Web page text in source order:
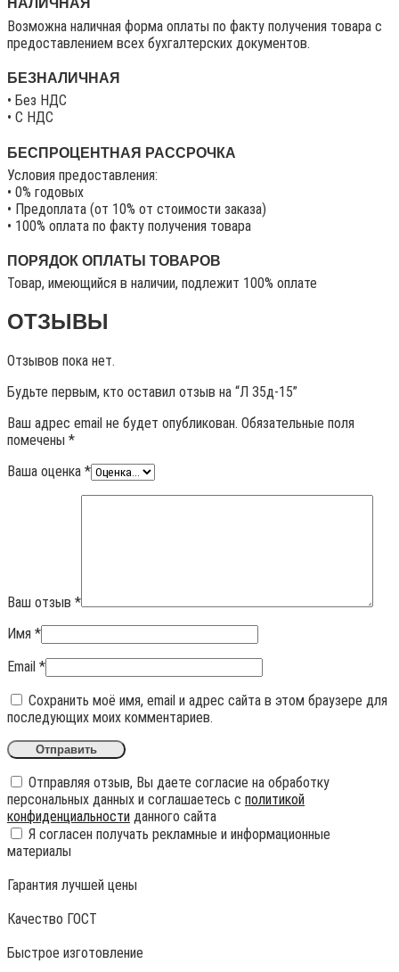
НАЛИЧНАЯ
Возможна наличная форма оплаты по факту получения товара с
предоставлением всех бухгалтерских документов.
БЕЗНАЛИЧНАЯ
• Без НДС
• C НДС
БЕСПРОЦЕНТНАЯ РАССРОЧКА
Условия предоставления:
• 0% годовых
• Предоплата (от 10% от стоимости заказа)
• 100% оплата по факту получения товара
ПОРЯДОК ОПЛАТЫ ТОВАРОВ
Товар, имеющийся в наличии, подлежит 100% оплате
ОТЗЫВЫ
Отзывов пока нет.
Будьте первым, кто оставил отзыв на “Л 35д-15”
Ваш адрес email не будет опубликован. Обязательные поля
помечены *
Ваша оценка *
Ваш отзыв *
Имя *
Email *
Сохранить моё имя, email и адрес сайта в этом браузере для
последующих моих комментариев.
Отправляя отзыв, Вы даете согласие на обработку
персональных данных и соглашаетесь с политикой
конфиденциальности данного сайта
Я согласен получать рекламные и информационные
материалы
Гарантия лучшей цены
Качество ГОСТ
Быстрое изготовление